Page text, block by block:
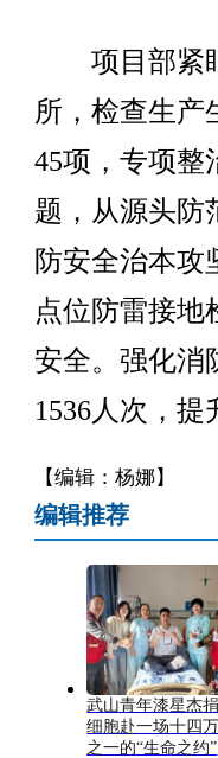
项目部紧盯
所，检查生产
45项，专项整
题，从源头防
防安全治本攻
点位防雷接地
安全。强化消
1536人次，
【编辑：杨娜】
编辑推荐
武山青年漆星杰
细胞赴一场十四
之一的“生命之约”